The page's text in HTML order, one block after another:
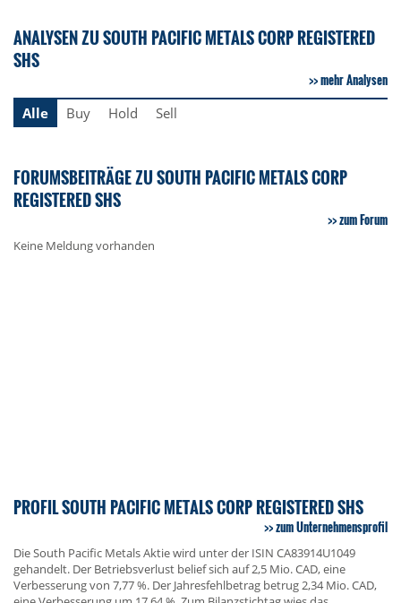
ANALYSEN ZU SOUTH PACIFIC METALS CORP REGISTERED
SHS
mehr Analysen
Alle
Buy Hold Sell
FORUMSBEITRÄGE ZU SOUTH PACIFIC METALS CORP
REGISTERED SHS
zum Forum
Keine Meldung vorhanden
PROFIL SOUTH PACIFIC METALS CORP REGISTERED SHS
zum Unternehmensprofil
Die South Pacific Metals Aktie wird unter der ISIN CA83914U1049
gehandelt. Der Betriebsverlust belief sich auf 2,5 Mio. CAD, eine
Verbesserung von 7,77 %. Der Jahresfehlbetrag betrug 2,34 Mio. CAD,